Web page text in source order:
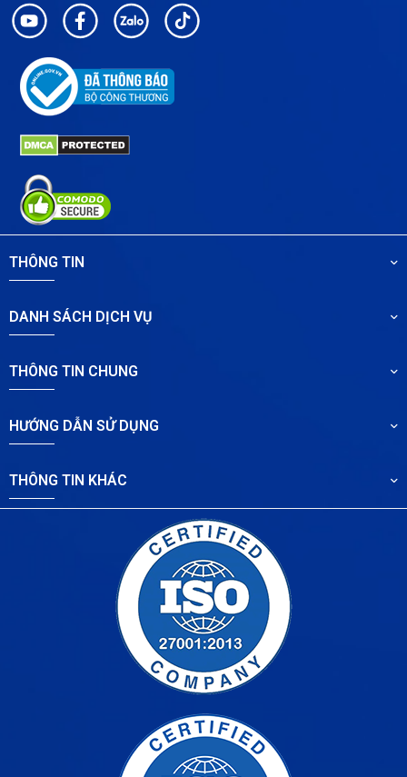
THÔNG TIN
DANH SÁCH DỊCH VỤ
THÔNG TIN CHUNG
HƯỚNG DẪN SỬ DỤNG
THÔNG TIN KHÁC